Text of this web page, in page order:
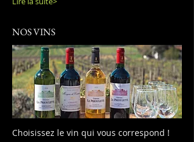
NOS VINS
Choisissez le vin qui vous correspond !